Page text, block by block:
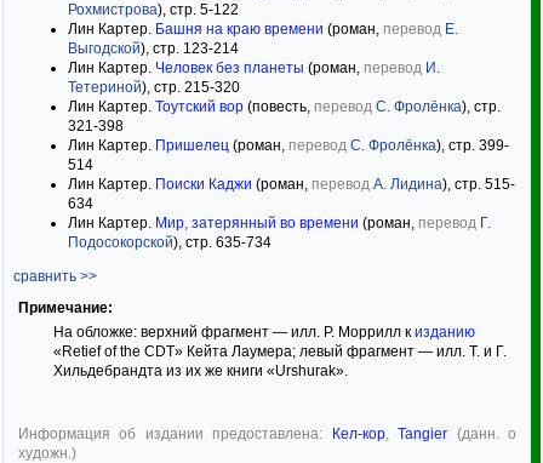
Рохмистрова), стр. 5-122
Лин Картер. Башня на краю времени (роман, перевод Е.
Выгодской), стр. 123-214
Лин Картер. Человек без планеты (роман, перевод И.
Тетериной), стр. 215-320
Лин Картер. Тоутский вор (повесть, перевод С. Фролёнка), стр.
321-398
Лин Картер. Пришелец (роман, перевод С. Фролёнка), стр. 399-
514
Лин Картер. Поиски Каджи (роман, перевод А. Лидина), стр. 515-
634
Лин Картер. Мир, затерянный во времени (роман, перевод Г.
Подосокорской), стр. 635-734
сравнить >>
Примечание:
На обложке: верхний фрагмент — илл. Р. Моррилл к изданию
«Retief of the CDT» Кейта Лаумера; левый фрагмент — илл. Т. и Г.
Хильдебрандта из их же книги «Urshurak».
Информация об издании предоставлена: Кел-кор,Tangier (данн. о
художн.)